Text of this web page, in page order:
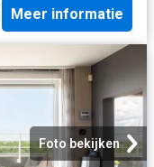
Meer informatie
Foto bekijken